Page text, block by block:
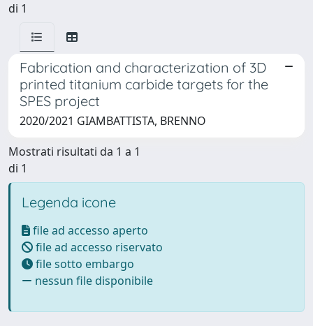
di 1
Fabrication and characterization of 3D
printed titanium carbide targets for the
SPES project
2020/2021 GIAMBATTISTA, BRENNO
Mostrati risultati da 1 a 1
di 1
Legenda icone
file ad accesso aperto
file ad accesso riservato
file sotto embargo
nessun file disponibile